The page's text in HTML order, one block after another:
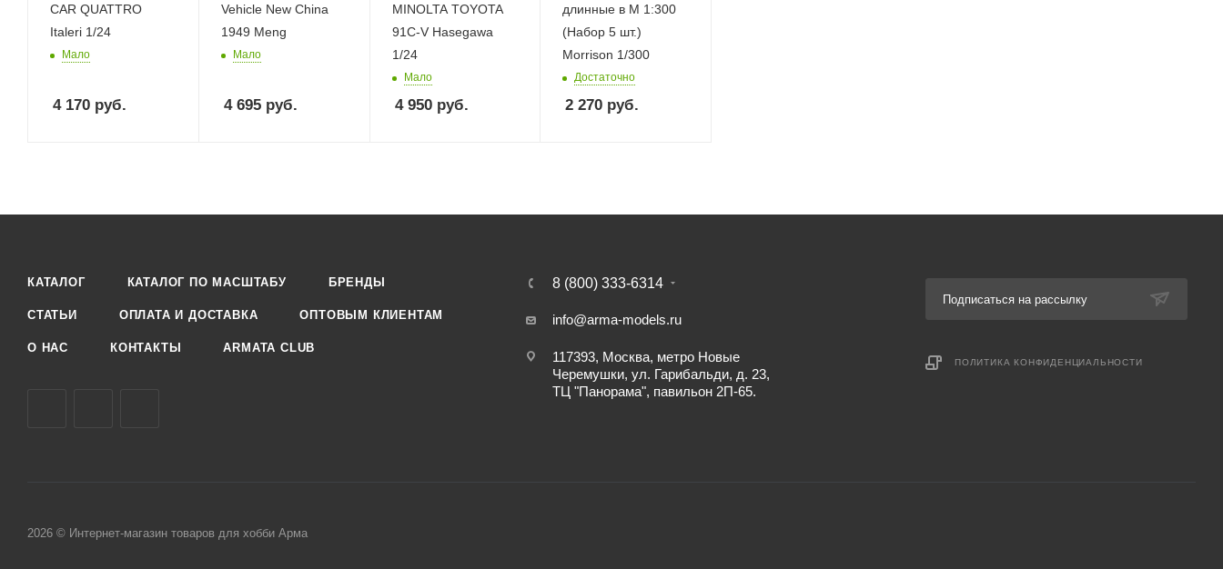
CAR QUATTRO
Italeri 1/24
Мало
4 170 руб.
Vehicle New China
1949 Meng
Мало
4 695руб.
MINOLTA TOYOTA
91C-V Hasegawa
1/24
Мало
4 950руб.
длинные в М 1:300
(Набор 5 шт.)
Morrison 1/300
Достаточно
2 270 руб.
КАТАЛОГ КАТАЛОГ ПО МАСШТАБУ БРЕНДЫ
СТАТЬИ ОПЛАТА И ДОСТАВКА ОПТОВЫМ КЛИЕНТАМ
О НАС КОНТАКТЫ ARMATA CLUB
8 (800) 333-6314
info@arma-models.ru
117393, Москва, метро Новые
Черемушки, ул. Гарибальди, д. 23,
ТЦ "Панорама", павильон 2П-65.
Подписаться на рассылку
ПОЛИТИКА КОНФИДЕНЦИАЛЬНОСТИ
2026 © Интернет-магазин товаров для хобби Арма